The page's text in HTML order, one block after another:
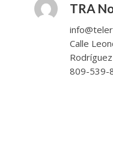
TRA
Calle
809-539-